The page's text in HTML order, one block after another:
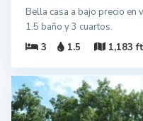
Bella casa a bajo precio en
1.5 baño y 3 cuartos.
3
1.5 1,183 ft